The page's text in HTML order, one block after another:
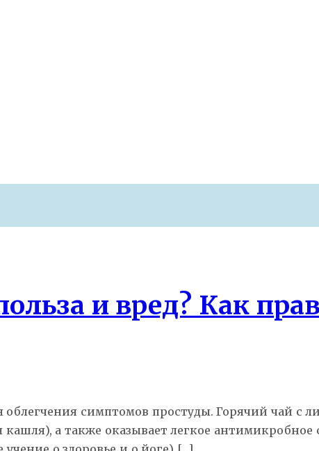
после 40 лет
и вред? Как
симптомов простуды. Горячий чай с
а также оказывает легкое антимикробное